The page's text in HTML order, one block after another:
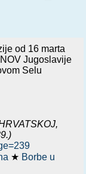
od 16 marta
Jugoslavije
Selu
★ Borbe u